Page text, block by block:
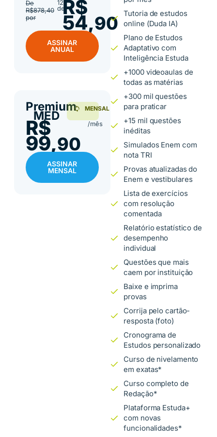
De
R$878,40
por
12x
deR$
54,90
ASSINAR
ANUAL
Premium
MED
MENSAL
R$
99,90
/mês
ASSINAR
MENSAL
Tutoria de estudos
online (Duda IA)
Plano de Estudos
Adaptativo com
Inteligência Estuda
+1000 videoaulas de
todas as matérias
+300 mil questões
para praticar
+15 mil questões
inéditas
Simulados Enem com
nota TRI
Provas atualizadas do
Enem e vestibulares
Lista de exercícios
com resolução
comentada
Relatório estatístico de
desempenho
individual
Questões que mais
caem por instituição
Baixe e imprima
provas
Corrija pelo cartão-
resposta (foto)
Cronograma de
Estudos personalizado
Curso de nivelamento
em exatas*
Curso completo de
Redação*
Plataforma Estuda+
com novas
funcionalidades*